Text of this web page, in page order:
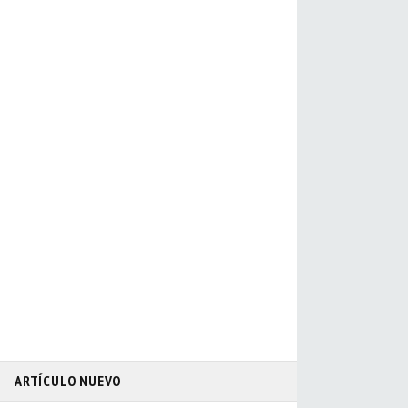
ARTÍCULO NUEVO